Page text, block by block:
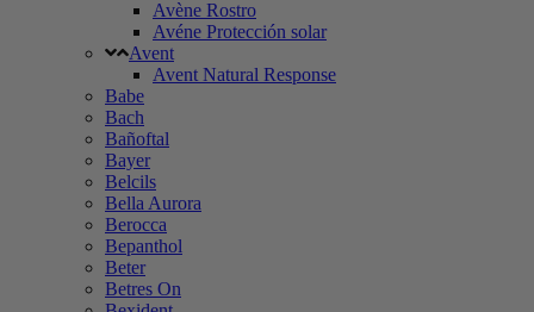
Avène Rostro
Avéne Protección solar
Avent
Avent Natural Response
Babe
Bach
Bañoftal
Bayer
Belcils
Bella Aurora
Berocca
Bepanthol
Beter
Betres On